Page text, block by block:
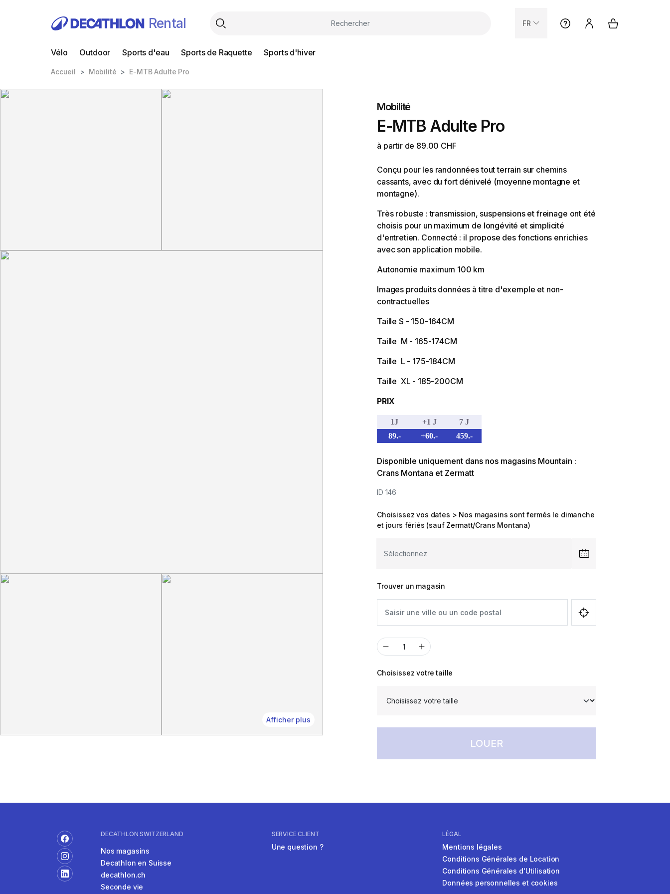
Rental FR
Vélo Outdoor Sports d'eau Sports de Raquette Sports d'hiver
Accueil Mobilité E-MTB Adulte Pro
Afficher plus
Mobilité
E-MTB Adulte Pro
à partir de 89.00 CHF
Conçu pour les randonnées tout terrain sur chemins
cassants, avec du fort dénivelé (moyenne montagne et
montagne).
Très robuste : transmission, suspensions et freinage ont été
choisis pour un maximum de longévité et simplicité
d'entretien. Connecté : il propose des fonctions enrichies
avec son application mobile.
Autonomie maximum 100 km
Images produits données à titre d'exemple et non-
contractuelles
Taille S - 150-164CM
Taille M - 165-174CM
Taille L - 175-184CM
Taille XL - 185-200CM
PRIX
1J +1 J
7 J
89.-
+60.- 459.-
Disponible uniquement dans nos magasins Mountain :
Crans Montana et Zermatt
ID 146
Choisissez vos dates > Nos magasins sont fermés le dimanche
et jours fériés (sauf Zermatt/Crans Montana)
Trouver un magasin
Choisissez votre taille
LOUER
DECATHLON SWITZERLAND
Nos magasins
Decathlon en Suisse
decathlon.ch
Seconde vie
SERVICE CLIENT
Une question ?
LÉGAL
Mentions légales
Conditions Générales de Location
Conditions Générales d'Utilisation
Données personnelles et cookies